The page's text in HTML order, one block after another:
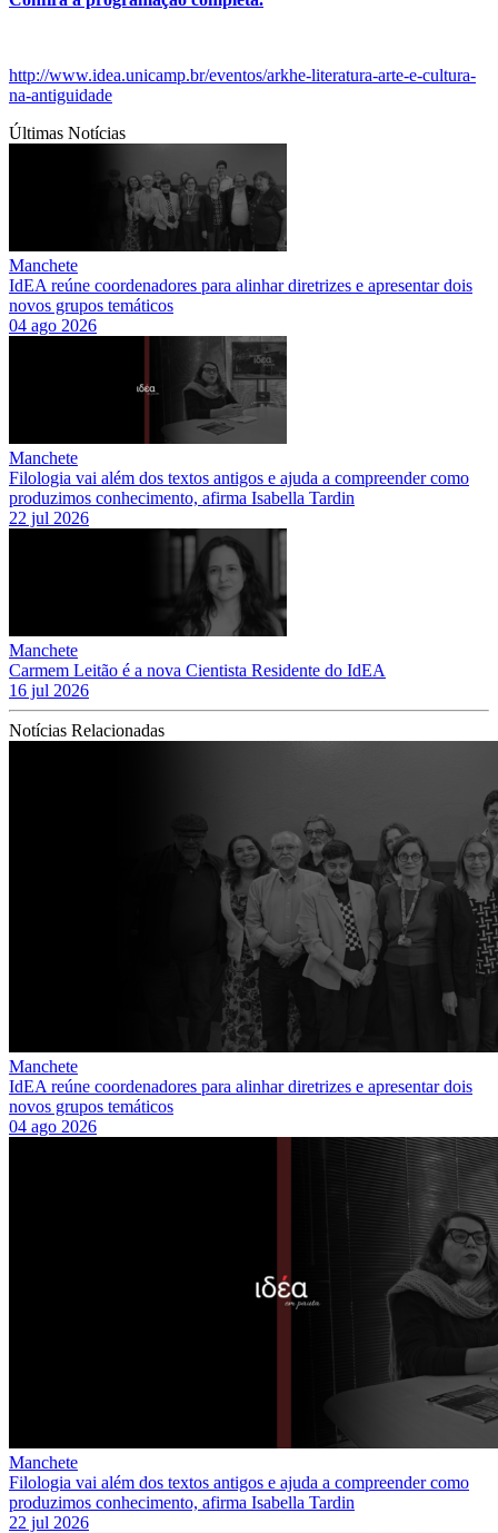
http://www.idea.unicamp.br/eventos/arkhe-literatura-arte-e-cultura-
na-antiguidade
Últimas Notícias
Manchete
IdEA reúne coordenadores para alinhar diretrizes e apresentar dois
novos grupos temáticos
04 ago 2026
Manchete
Filologia vai além dos textos antigos e ajuda a compreender como
produzimos conhecimento, afirma Isabella Tardin
22 jul 2026
Manchete
Carmem Leitão é a nova Cientista Residente do IdEA
16 jul 2026
Notícias Relacionadas
Manchete
IdEA reúne coordenadores para alinhar diretrizes e apresentar dois
novos grupos temáticos
04 ago 2026
Manchete
Filologia vai além dos textos antigos e ajuda a compreender como
produzimos conhecimento, afirma Isabella Tardin
22 jul 2026